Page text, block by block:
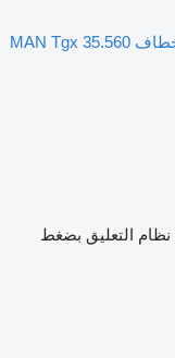
شاحنة ذات الخطاف MAN Tgx 35.560
نظام التعليق بضغط